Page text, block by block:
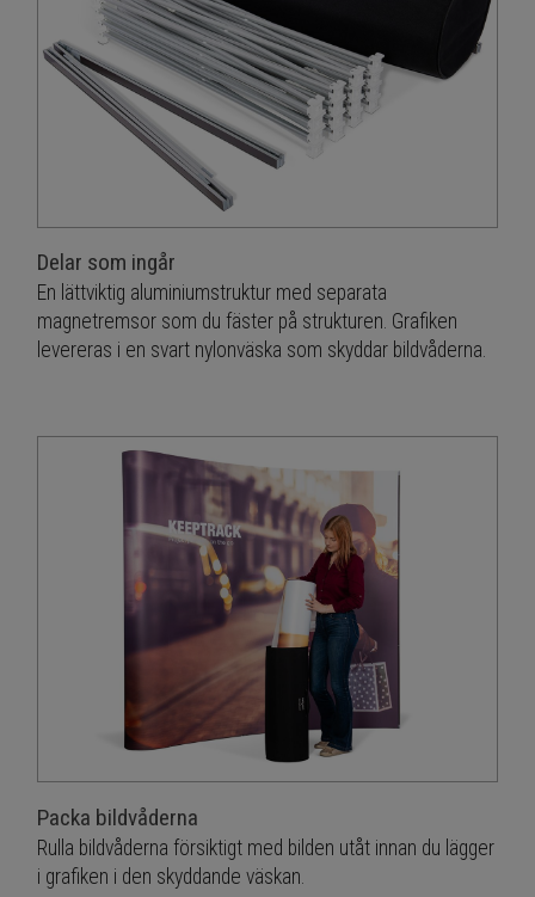
Delar som ingår
En lättviktig aluminiumstruktur med separata
magnetremsor som du fäster på strukturen. Grafiken
levereras i en svart nylonväska som skyddar bildvåderna.
Packa bildvåderna
Rulla bildvåderna försiktigt med bilden utåt innan du lägger
i grafiken i den skyddande väskan.